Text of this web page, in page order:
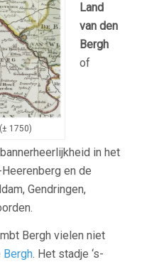
1750)
Land
van den
Bergh
of
in het
en de
Gendringen,
Bergh vielen niet
Bergh. Het stadje ‘s-